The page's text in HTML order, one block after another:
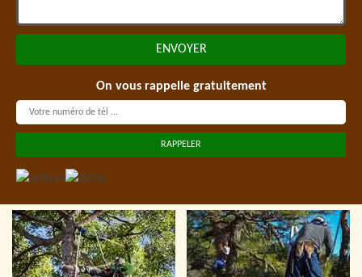
On vous rappelle gratuitement